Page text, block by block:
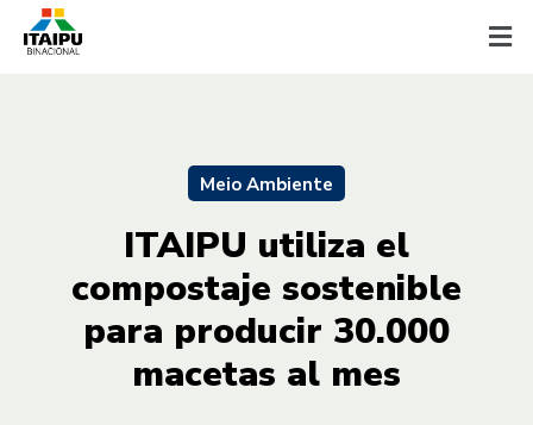
Meio Ambiente
ITAIPU utiliza el
compostaje sostenible
para producir 30.000
macetas al mes